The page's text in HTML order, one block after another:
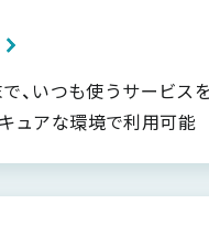
、いつも使うサービスを
ュアな環境で利用可能